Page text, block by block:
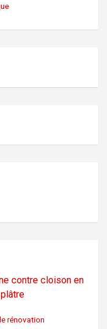
contre cloison en
rénovation